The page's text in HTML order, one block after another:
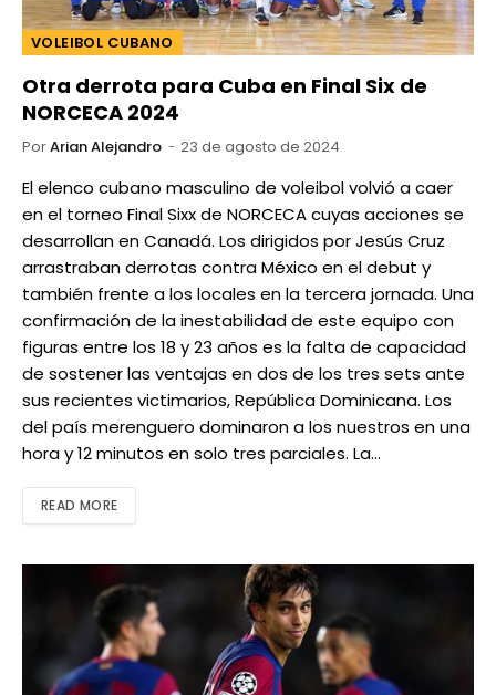
VOLEIBOL CUBANO
Otra derrota para Cuba en Final Six de
NORCECA 2024
PorArian Alejandro 23 de agosto de 2024
El elenco cubano masculino de voleibol volvió a caer
en el torneo Final Sixx de NORCECA cuyas acciones se
desarrollan en Canadá. Los dirigidos por Jesús Cruz
arrastraban derrotas contra México en el debut y
también frente a los locales en la tercera jornada. Una
confirmación de la inestabilidad de este equipo con
figuras entre los 18 y 23 años es la falta de capacidad
de sostener las ventajas en dos de los tres sets ante
sus recientes victimarios, República Dominicana. Los
del país merenguero dominaron a los nuestros en una
hora y 12 minutos en solo tres parciales. La…
READ MORE